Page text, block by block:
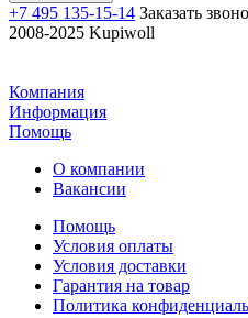
+7 495 135-15-14 Заказать
2008-2025 Kupiwoll
Компания
Информация
Помощь
О компании
Вакансии
Помощь
Условия оплаты
Условия доставки
Гарантия на товар
Политика